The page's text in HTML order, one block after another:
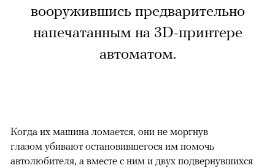
вооружившись предварительно
напечатанным на 3D-принтере
автоматом.
Когда их машина ломается, они не моргнув
глазом убивают остановившегося им помочь
автолюбителя, а вместе с ним и двух подвернувшихся